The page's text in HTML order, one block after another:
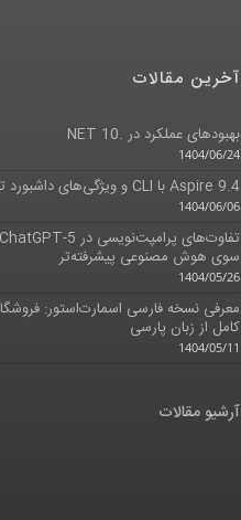
پلاگین کیف پول الکترونیکی به
1398/06/06
آخرین مقالات
بهبودهای عملکرد در .NET 10
1404/06/24
Aspire 9.4 با CLI و ویژگی‌های داشبورد تعاملی منتشر شد
1404/06/06
سوی هوش مصنوعی پیشرفته‌تر
1404/05/26
معرفی نسخه فارسی اسمارت‌استور:
کامل از زبان پارسی
1404/05/11
آرشیو مقالات